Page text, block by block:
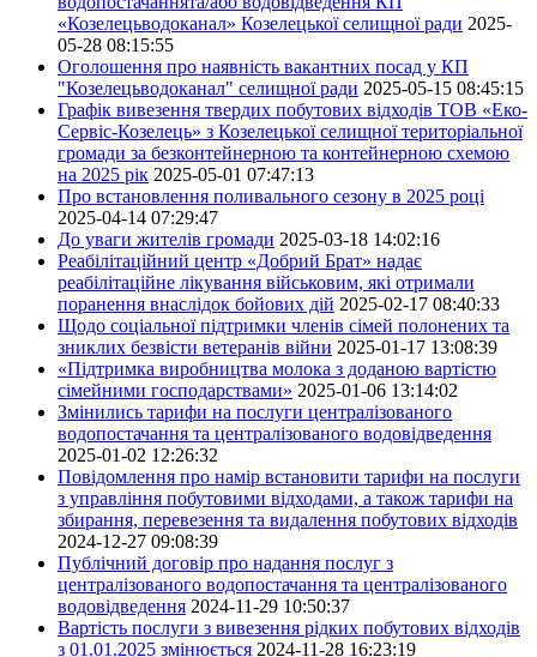
«Козелецьводоканал» Козелецької селищної ради 2025-
05-28 08:15:55
Оголошення про наявність вакантних посад у КП
"Козелецьводоканал" селищної ради 2025-05-15 08:45:15
Графік вивезення твердих побутових відходів ТОВ «Еко-
Сервіс-Козелець» з Козелецької селищної територіальної
громади за безконтейнерною та контейнерною схемою
на 2025 рік 2025-05-01 07:47:13
Про встановлення поливального сезону в 2025 році
2025-04-14 07:29:47
До уваги жителів громади 2025-03-18 14:02:16
Реабілітаційний центр «Добрий Брат» надає
реабілітаційне лікування військовим, які отримали
поранення внаслідок бойових дій 2025-02-17 08:40:33
Щодо соціальної підтримки членів сімей полонених та
зниклих безвісти ветеранів війни 2025-01-17 13:08:39
«Підтримка виробництва молока з доданою вартістю
сімейними господарствами» 2025-01-06 13:14:02
Змінились тарифи на послуги централізованого
водопостачання та централізованого водовідведення
2025-01-02 12:26:32
Повідомлення про намір встановити тарифи на послуги
з управління побутовими відходами, а також тарифи на
збирання, перевезення та видалення побутових відходів
2024-12-27 09:08:39
Публічний договір про надання послуг з
централізованого водопостачання та централізованого
водовідведення 2024-11-29 10:50:37
Вартість послуги з вивезення рідких побутових відходів
з 01.01.2025 змінюється 2024-11-28 16:23:19